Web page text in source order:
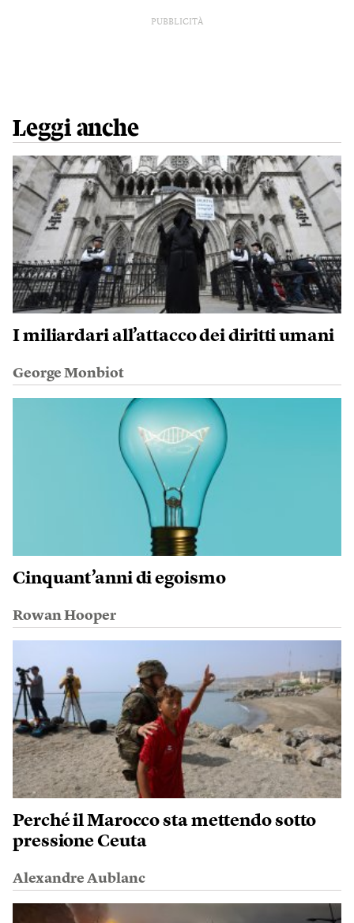
PUBBLICITÀ
Leggi anche
I miliardari all’attacco dei diritti umani
George Monbiot
Cinquant’anni di egoismo
Rowan Hooper
Perché il Marocco sta mettendo sotto
pressione Ceuta
Alexandre Aublanc